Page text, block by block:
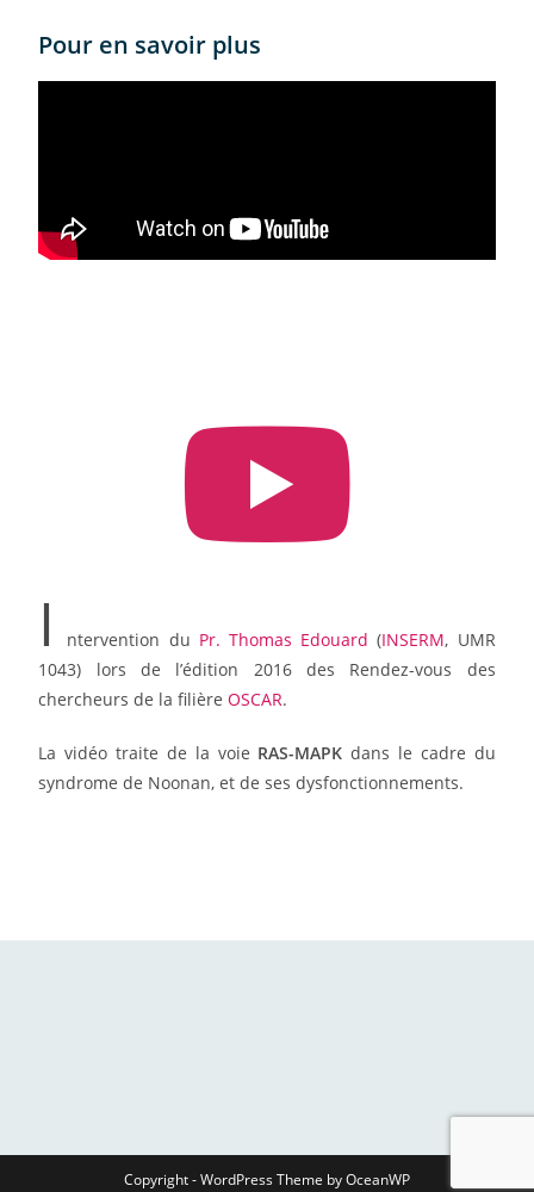
Pour en savoir plus
I ntervention du Pr. Thomas Edouard (INSERM, UMR
1043) lors de l’édition 2016 des Rendez-vous des
chercheurs de la filièreOSCAR.
La vidéo traite de la voie RAS-MAPK dans le cadre du
syndrome de Noonan, et de ses dysfonctionnements.
Copyright - WordPress Theme by OceanWP